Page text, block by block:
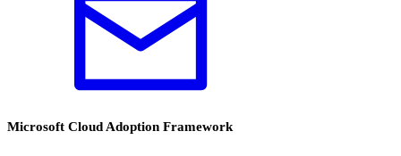
Microsoft Cloud Adoption Framework